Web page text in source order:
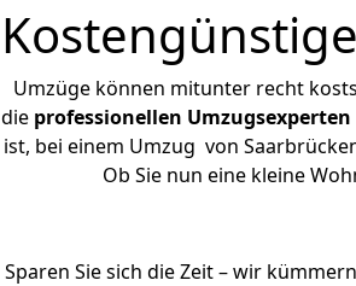
Umzüge können mitunter recht
die professionellen Umzugsexperten
ist, bei einem Umzug von
Ob Sie nun eine kleine
Sparen Sie sich die Zeit – wir